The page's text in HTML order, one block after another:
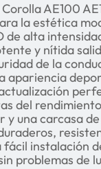
AE100
la estética
de alta
y nítida
de la
apariencia
del
una carcasa
instalación
problemas de